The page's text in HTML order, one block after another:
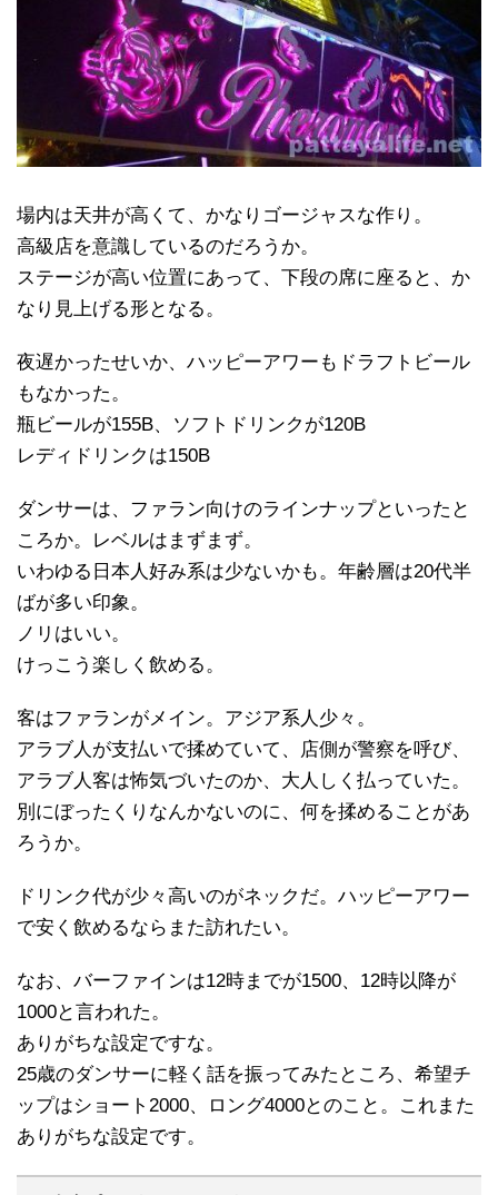
場内は天井が高くて、かなりゴージャスな作り。
高級店を意識しているのだろうか。
ステージが高い位置にあって、下段の席に座ると、か
なり見上げる形となる。
夜遅かったせいか、ハッピーアワーもドラフトビール
もなかった。
瓶ビールが155B、ソフトドリンクが120B
レディドリンクは150B
ダンサーは、ファラン向けのラインナップといったと
ころか。レベルはまずまず。
いわゆる日本人好み系は少ないかも。年齢層は20代半
ばが多い印象。
ノリはいい。
けっこう楽しく飲める。
客はファランがメイン。アジア系人少々。
アラブ人が支払いで揉めていて、店側が警察を呼び、
アラブ人客は怖気づいたのか、大人しく払っていた。
別にぼったくりなんかないのに、何を揉めることがあ
ろうか。
ドリンク代が少々高いのがネックだ。ハッピーアワー
で安く飲めるならまた訪れたい。
なお、バーファインは12時までが1500、12時以降が
1000と言われた。
ありがちな設定ですな。
25歳のダンサーに軽く話を振ってみたところ、希望チ
ップはショート2000、ロング4000とのこと。これまた
ありがちな設定です。